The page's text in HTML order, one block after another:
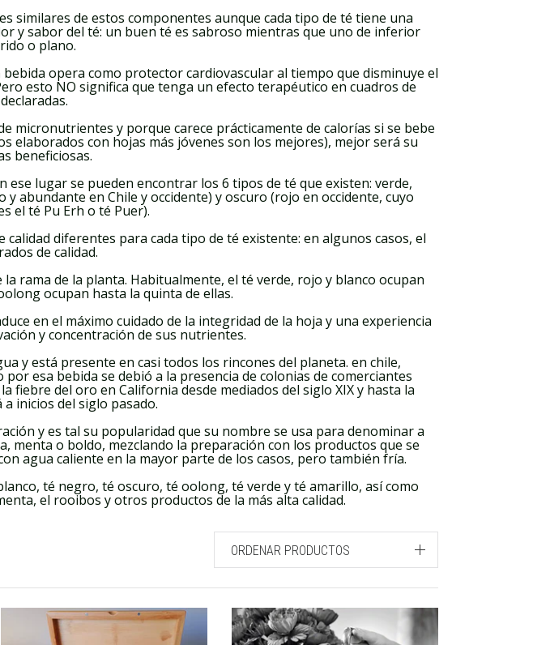
similares de estos componentes aunque cada tipo de té tiene una
y sabor del té: un buen té es sabroso mientras que uno de inferior
o plano.
opera como protector cardiovascular al tiempo que disminuye el
esto NO significa que tenga un efecto terapéutico en cuadros de
micronutrientes y porque carece prácticamente de calorías si se bebe
elaborados con hojas más jóvenes son los mejores), mejor será su
beneficiosas.
ese lugar se pueden encontrar los 6 tipos de té que existen: verde,
abundante en Chile y occidente) y oscuro (rojo en occidente, cuyo
el té Pu Erh o té Puer).
diferentes para cada tipo de té existente: en algunos casos, el
de calidad.
rama de la planta. Habitualmente, el té verde, rojo y blanco ocupan
ocupan hasta la quinta de ellas.
en el máximo cuidado de la integridad de la hoja y una experiencia
y concentración de sus nutrientes.
y está presente en casi todos los rincones del planeta. en chile,
esa bebida se debió a la presencia de colonias de comerciantes
fiebre del oro en California desde mediados del siglo XIX y hasta la
inicios del siglo pasado.
y es tal su popularidad que su nombre se usa para denominar a
menta o boldo, mezclando la preparación con los productos que se
agua caliente en la mayor parte de los casos, pero también fría.
té negro, té oscuro, té oolong, té verde y té amarillo, así como
el rooibos y otros productos de la más alta calidad.
ORDENAR PRODUCTOS